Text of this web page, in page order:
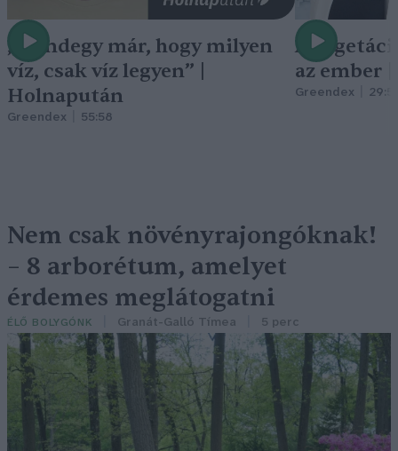
„Mindegy már, hogy milyen
víz, csak víz legyen” |
Holnapután
Greendex 55:58
A
az ember
Greendex
Nem csak növényrajongóknak!
– 8 arborétum, amelyet
érdemes meglátogatni
ÉLŐ BOLYGÓNK Granát-Galló Tímea 5 perc